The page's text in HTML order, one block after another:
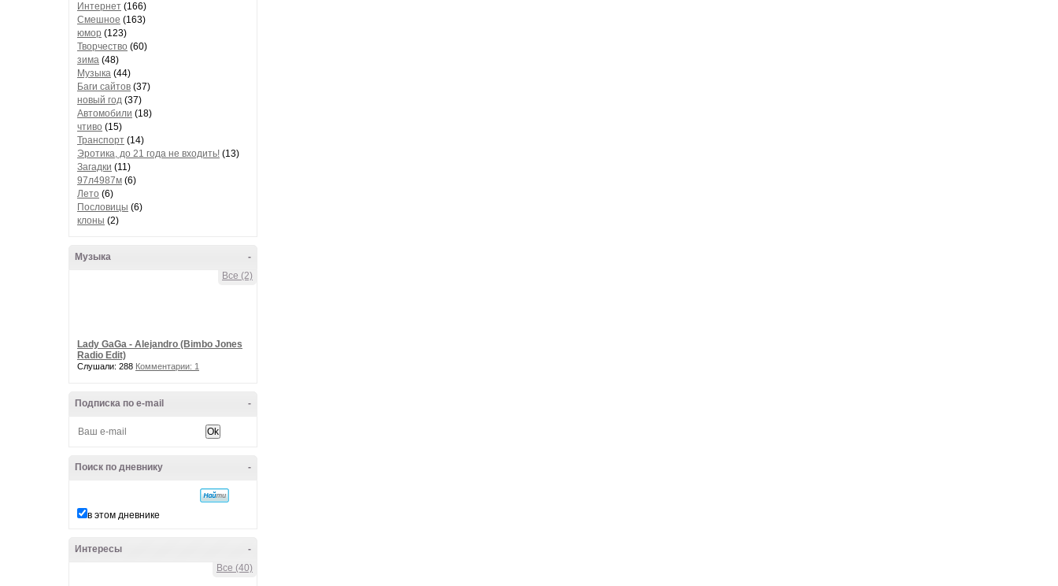
Интернет (166)
Смешное (163)
юмор (123)
Творчество (60)
зима (48)
Музыка (44)
Баги сайтов (37)
новый год (37)
Автомобили (18)
чтиво (15)
Транспорт (14)
Эротика, до 21 года не входить! (13)
Загадки (11)
97л4987м (6)
Лето (6)
Пословицы (6)
клоны (2)
-
Музыка
Все (2)
Lady GaGa - Alejandro (Bimbo Jones
Radio Edit)
Слушали: 288 Комментарии: 1
-
Подписка по e-mail
-
Поиск по дневнику
в этом дневнике
-
Интересы
Все (40)